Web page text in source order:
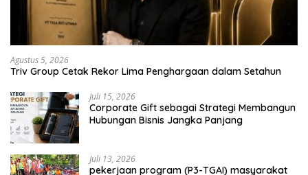
Agustus 5, 2026
Triv Group Cetak Rekor Lima Penghargaan dalam Setahun
Juli 15, 2026
Corporate Gift sebagai Strategi Membangun
Hubungan Bisnis Jangka Panjang
Juli 13, 2026
pekerjaan program (P3-TGAI) masyarakat